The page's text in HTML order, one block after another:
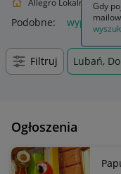
Allegro Lokalnie
Podobne:
Filtruj Lubań,
Ogłoszenia
Gdy